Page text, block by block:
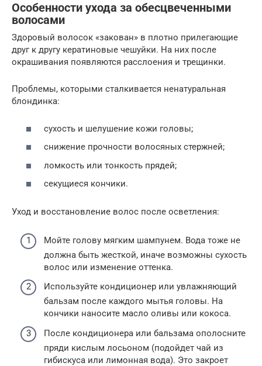
Особенности ухода за обесцвеченными
волосами
Здоровый волосок «закован» в плотно прилегающие
друг к другу кератиновые чешуйки. На них после
окрашивания появляются расслоения и трещинки.
Проблемы, которыми сталкивается ненатуральная
блондинка:
сухость и шелушение кожи головы;
снижение прочности волосяных стержней;
ломкость или тонкость прядей;
секущиеся кончики.
Уход и восстановление волос после осветления:
Мойте голову мягким шампунем. Вода тоже не
должна быть жесткой, иначе возможны сухость
волос или изменение оттенка.
Используйте кондиционер или увлажняющий
бальзам после каждого мытья головы. На
кончики наносите масло оливы или кокоса.
После кондиционера или бальзама ополосните
пряди кислым лосьоном (подойдет чай из
гибискуса или лимонная вода). Это закроет